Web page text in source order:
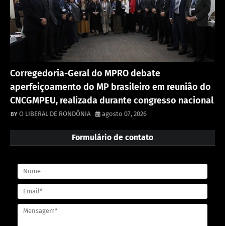
Corregedoria-Geral do MPRO debate
aperfeiçoamento do MP brasileiro em reunião do
CNCGMPEU, realizada durante congresso nacional
O LIBERAL DE RONDÔNIA agosto 07, 2026
Formulário de contato